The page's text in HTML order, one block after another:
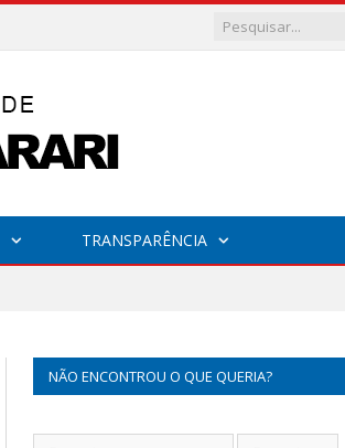
TRANSPARÊNCIA
NÃO ENCONTROU O QUE QUERIA?